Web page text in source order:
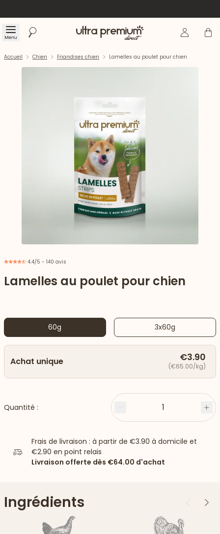
Menu Rechercher Accueil Se Panier
vers le bas
Accueil Chien Friandises chien Lamelles au poulet pour chien
4.4/5 - 140 avis
Lamelles au poulet pour chien
60g 3x60g
Achat unique €3.90
(€65.00/kg)
Quantité : Moins 1
Frais de livraison : à partir de €3.90 à domicile et
€2.90 en point relais
Livraison offerte dès €64.00 d'achat
Ingrédients Précédent